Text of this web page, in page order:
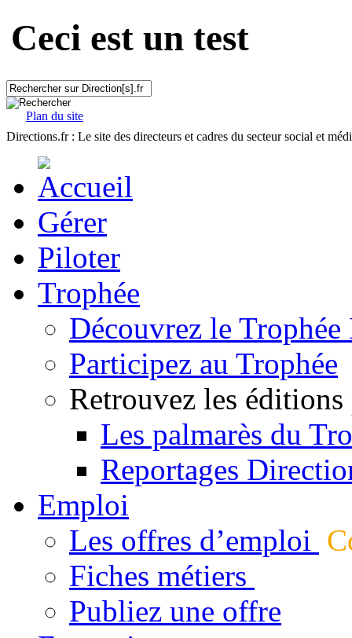
Ceci est un test
Plan du site
Directions.fr : Le site des directeurs et cadres du secteur social et
Gérer
Piloter
Trophée
Découvrez le
Participez au Trophée
Retrouvez les éditions
Les palmarès du
Reportages
Emploi
Les offres d’emploi
Fiches métiers
Publiez une offre